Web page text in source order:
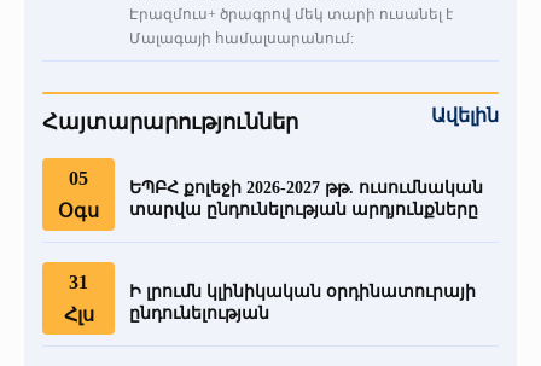
Էրազմուս+ ծրագրով մեկ տարի ուսանել է
Մալագայի համալսարանում:
Հայտարարություններ Ավելին
05
Օգս
ԵՊԲՀ քոլեջի 2026-2027 թթ. ուսումնական
տարվա ընդունելության արդյունքները
31
Հլս
Ի լրումն կլինիկական օրդինատուրայի
ընդունելության